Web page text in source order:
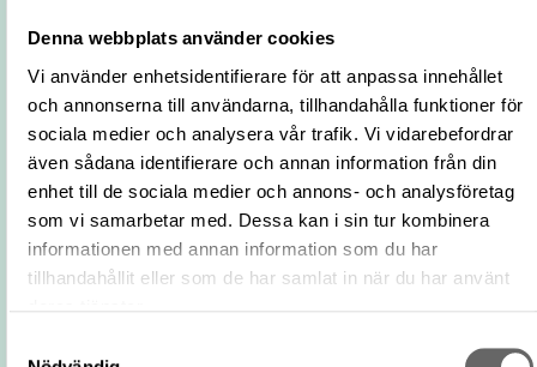
Denna webbplats använder cookies
Vi använder enhetsidentifierare för att anpassa innehållet
och annonserna till användarna, tillhandahålla funktioner för
sociala medier och analysera vår trafik. Vi vidarebefordrar
även sådana identifierare och annan information från din
enhet till de sociala medier och annons- och analysföretag
som vi samarbetar med. Dessa kan i sin tur kombinera
informationen med annan information som du har
tillhandahållit eller som de har samlat in när du har använt
Yrke/verksamhet Prins
Utgör del av
Dotter tillKarin Månsdotter av Sverige
Dotter tillErik XIV av Sverige
Externa källor Arnold Vasa av Sverige på WIKIDATA
URI
https://samlingar.shm.se/person/
4e95-424c-9164-4b81cbaad5af
Kopiera URI
Mer information om licenser hos Statens historiska museer.